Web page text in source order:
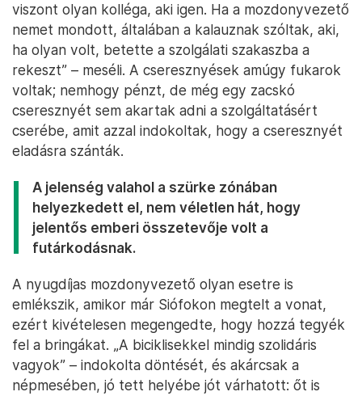
viszont olyan kolléga, aki igen. Ha a mozdonyvezető
nemet mondott, általában a kalauznak szóltak, aki,
ha olyan volt, betette a szolgálati szakaszba a
rekeszt” – meséli. A cseresznyések amúgy fukarok
voltak; nemhogy pénzt, de még egy zacskó
cseresznyét sem akartak adni a szolgáltatásért
cserébe, amit azzal indokoltak, hogy a cseresznyét
eladásra szánták.
A jelenség valahol a szürke zónában
helyezkedett el, nem véletlen hát, hogy
jelentős emberi összetevője volt a
futárkodásnak.
A nyugdíjas mozdonyvezető olyan esetre is
emlékszik, amikor már Siófokon megtelt a vonat,
ezért kivételesen megengedte, hogy hozzá tegyék
fel a bringákat. „A biciklisekkel mindig szolidáris
vagyok” – indokolta döntését, és akárcsak a
népmesében, jó tett helyébe jót várhatott: őt is